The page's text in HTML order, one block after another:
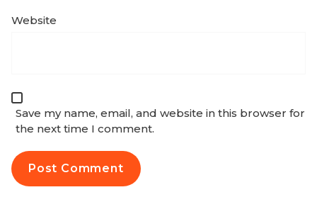
Website
Save my name, email, and website in this browser for
the next time I comment.